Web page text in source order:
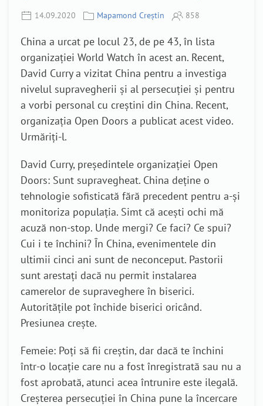
14.09.2020 Mapamond Creștin 858
China a urcat pe locul 23, de pe 43, în lista
organizației World Watch în acest an. Recent,
David Curry a vizitat China pentru a investiga
nivelul supravegherii și al persecuției și pentru
a vorbi personal cu creștini din China. Recent,
organizația Open Doors a publicat acest video.
Urmăriți-l.
David Curry, președintele organizației Open
Doors: Sunt supravegheat. China deține o
tehnologie sofisticată fără precedent pentru a-și
monitoriza populația. Simt că acești ochi mă
acuză non-stop. Unde mergi? Ce faci? Ce spui?
Cui i te închini? În China, evenimentele din
ultimii cinci ani sunt de neconceput. Pastorii
sunt arestați dacă nu permit instalarea
camerelor de supraveghere în biserici.
Autoritățile pot închide biserici oricând.
Presiunea crește.
Femeie: Poți să fii creștin, dar dacă te închini
într-o locație care nu a fost înregistrată sau nu a
fost aprobată, atunci acea întrunire este ilegală.
Creșterea persecuției în China pune la încercare